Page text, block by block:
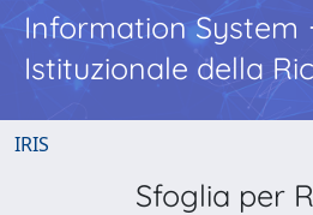
Information System
Istituzionale della
IRIS
Sfoglia per